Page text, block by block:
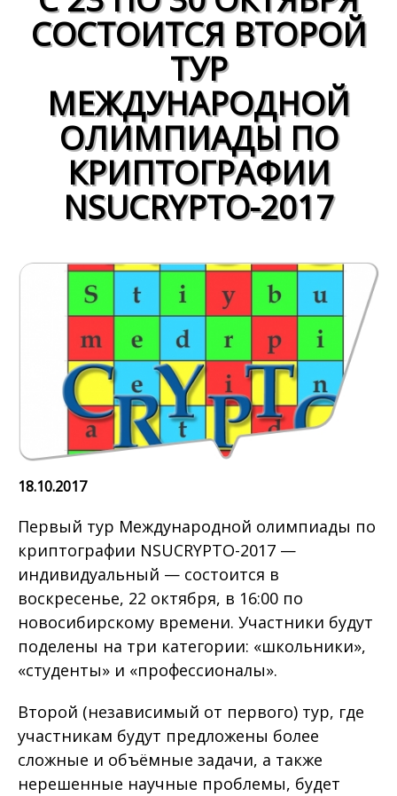
СОСТОИТСЯ ВТОРОЙ
ТУР
МЕЖДУНАРОДНОЙ
ОЛИМПИАДЫ ПО
КРИПТОГРАФИИ
NSUCRYPTO-2017
18.10.2017
Первый тур Международной олимпиады по
криптографии NSUCRYPTO-2017 —
индивидуальный — состоится в
воскресенье, 22 октября, в 16:00 по
новосибирскому времени. Участники будут
поделены на три категории: «школьники»,
«студенты» и «профессионалы».
Второй (независимый от первого) тур, где
участникам будут предложены более
сложные и объёмные задачи, а также
нерешенные научные проблемы, будет